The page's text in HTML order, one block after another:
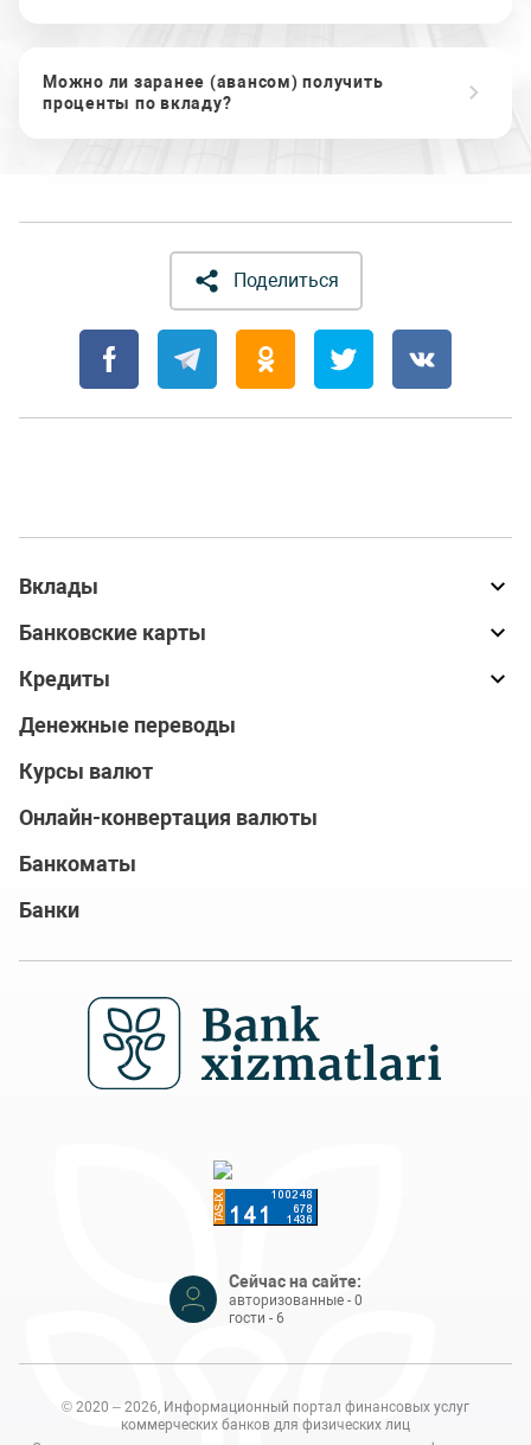
Можно ли заранее (авансом) получить
проценты по вкладу?
Поделиться
Вклады
Банковские карты
Кредиты
Денежные переводы
Курсы валют
Онлайн-конвертация валюты
Банкоматы
Банки
Сейчас на сайте:
авторизованные - 0
гости - 6
© 2020 – 2026, Информационный портал финансовых услуг
коммерческих банков для физических лиц